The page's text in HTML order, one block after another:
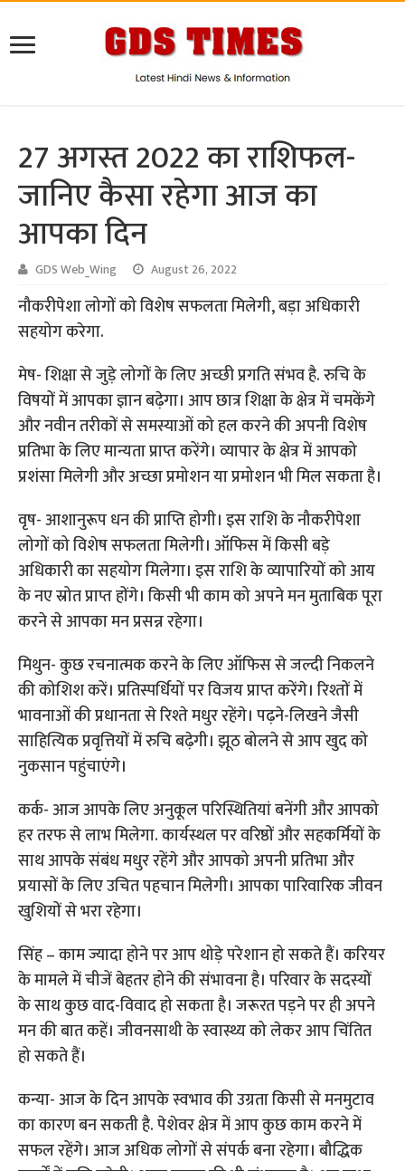
27 अगस्त 2022 का राशिफल-
जानिए कैसा रहेगा आज का
आपका दिन
GDS Web_Wing August 26, 2022
नौकरीपेशा लोगों को विशेष सफलता मिलेगी, बड़ा अधिकारी
सहयोग करेगा.
मेष- शिक्षा से जुड़े लोगों के लिए अच्छी प्रगति संभव है. रुचि के
विषयों में आपका ज्ञान बढ़ेगा। आप छात्र शिक्षा के क्षेत्र में चमकेंगे
और नवीन तरीकों से समस्याओं को हल करने की अपनी विशेष
प्रतिभा के लिए मान्यता प्राप्त करेंगे। व्यापार के क्षेत्र में आपको
प्रशंसा मिलेगी और अच्छा प्रमोशन या प्रमोशन भी मिल सकता है।
वृष- आशानुरूप धन की प्राप्ति होगी। इस राशि के नौकरीपेशा
लोगों को विशेष सफलता मिलेगी। ऑफिस में किसी बड़े
अधिकारी का सहयोग मिलेगा। इस राशि के व्यापारियों को आय
के नए स्रोत प्राप्त होंगे। किसी भी काम को अपने मन मुताबिक पूरा
करने से आपका मन प्रसन्न रहेगा।
मिथुन- कुछ रचनात्मक करने के लिए ऑफिस से जल्दी निकलने
की कोशिश करें। प्रतिस्पर्धियों पर विजय प्राप्त करेंगे। रिश्तों में
भावनाओं की प्रधानता से रिश्ते मधुर रहेंगे। पढ़ने-लिखने जैसी
साहित्यिक प्रवृत्तियों में रुचि बढ़ेगी। झूठ बोलने से आप खुद को
नुकसान पहुंचाएंगे।
कर्क- आज आपके लिए अनुकूल परिस्थितियां बनेंगी और आपको
हर तरफ से लाभ मिलेगा. कार्यस्थल पर वरिष्ठों और सहकर्मियों के
साथ आपके संबंध मधुर रहेंगे और आपको अपनी प्रतिभा और
प्रयासों के लिए उचित पहचान मिलेगी। आपका पारिवारिक जीवन
खुशियों से भरा रहेगा।
सिंह – काम ज्यादा होने पर आप थोड़े परेशान हो सकते हैं। करियर
के मामले में चीजें बेहतर होने की संभावना है। परिवार के सदस्यों
के साथ कुछ वाद-विवाद हो सकता है। जरूरत पड़ने पर ही अपने
मन की बात कहें। जीवनसाथी के स्वास्थ्य को लेकर आप चिंतित
हो सकते हैं।
कन्या- आज के दिन आपके स्वभाव की उग्रता किसी से मनमुटाव
का कारण बन सकती है. पेशेवर क्षेत्र में आप कुछ काम करने में
सफल रहेंगे। आज अधिक लोगों से संपर्क बना रहेगा। बौद्धिक